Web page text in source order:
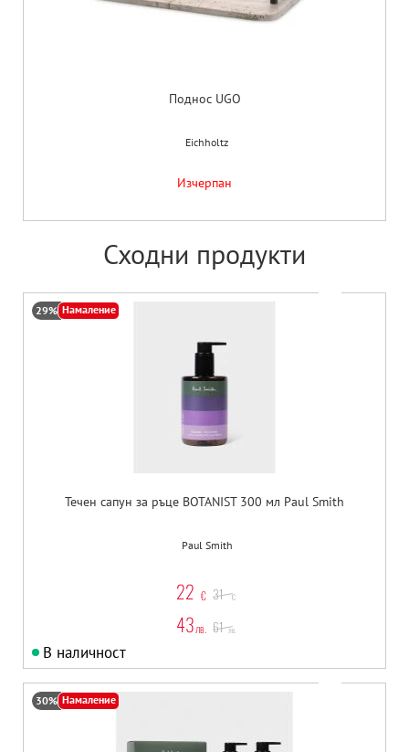
Поднос UGO
Eichholtz
Изчерпан
Сходни продукти
29% Намаление
Течен сапун за ръце BOTANIST 300 мл Paul Smith
Paul Smith
22 € 31 €
43лв. 61 лв.
В наличност
30% Намаление